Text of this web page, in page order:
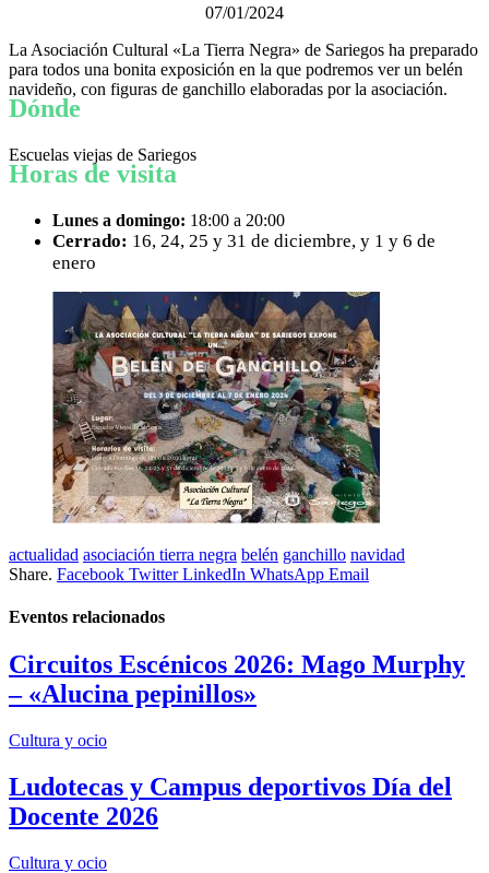
07/01/2024
La Asociación Cultural «La Tierra Negra» de Sariegos ha preparado
para todos una bonita exposición en la que podremos ver un belén
navideño, con figuras de ganchillo elaboradas por la asociación.
Dónde
Escuelas viejas de Sariegos
Horas de visita
Lunes a domingo: 18:00 a 20:00
Cerrado: 16, 24, 25 y 31 de diciembre, y 1 y 6 de
enero
actualidad asociación tierra negra belén ganchillo navidad
Share. Facebook Twitter LinkedIn WhatsApp Email
Eventos relacionados
Circuitos Escénicos 2026: Mago Murphy
– «Alucina pepinillos»
Cultura y ocio
Ludotecas y Campus deportivos Día del
Docente 2026
Cultura y ocio